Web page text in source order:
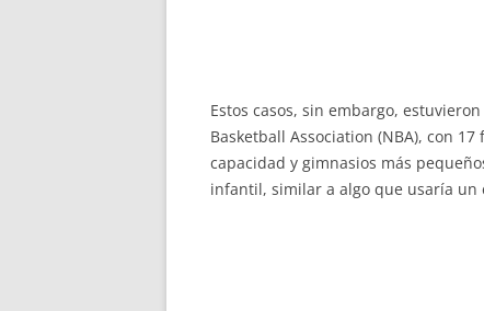
Estos casos, sin embargo,
Basketball Association (NBA), con
capacidad y gimnasios más
infantil, similar a algo que usaría un